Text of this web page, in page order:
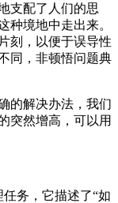
支配了人们的思
种境地中走出来。
刻，以便于误导性
同，非顿悟问题典
解决办法，我们
突然增高，可以用
务，它描述了“如